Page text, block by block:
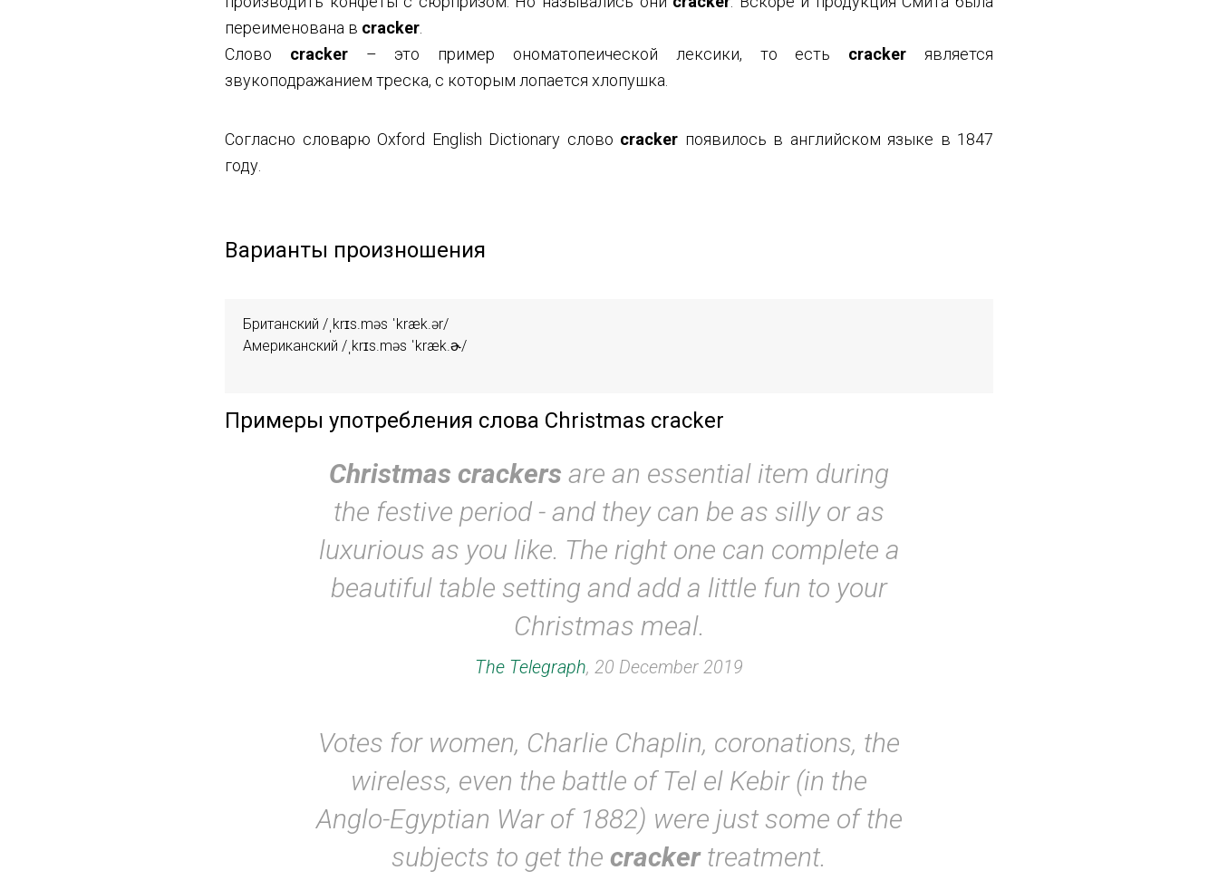
переименована в cracker
Слово cracker– это пример ономатопеической лексики, то есть cracker является
звукоподражанием треска, с которым лопается хлопушка.
Согласно словарю Oxford English Dictionary слово cracker появилось в английском языке в 1847
году.
Варианты произношения
Британский /ˌkrɪs.məs ˈkræk.ər/
Американский /ˌkrɪs.məs ˈkræk.ɚ/
Примеры употребления слова Christmas cracker
Christmas crackers are an essential item during
the festive period - and they can be as silly or as
luxurious as you like. The right one can complete a
beautiful table setting and add a little fun to your
Christmas meal.
The Telegraph, 20 December 2019
Votes for women, Charlie Chaplin, coronations, the
wireless, even the battle of Tel el Kebir (in the
Anglo-Egyptian War of 1882) were just some of the
subjects to get the crackertreatment.